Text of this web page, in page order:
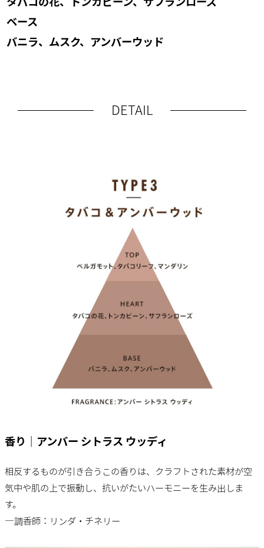
ベース
バニラ、ムスク、アンバーウッド
DETAIL
香り｜アンバー シトラス ウッディ
相反するものが引き合うこの香りは、クラフトされた素材が空
気中や肌の上で振動し、抗いがたいハーモニーを生み出しま
す。
―調香師：リンダ・チネリー